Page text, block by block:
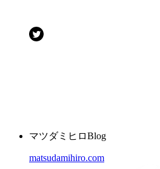
マツダミヒロBlog
matsudamihiro.com